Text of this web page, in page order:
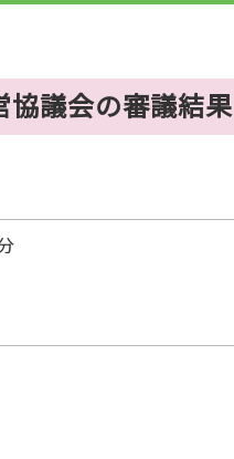
議会の審議結果